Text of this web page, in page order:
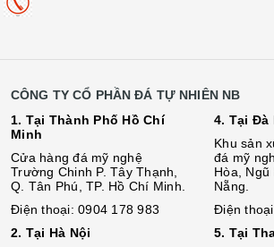
CÔNG TY CỔ PHẦN ĐÁ TỰ NHIÊN NB
1. Tại Thành Phố Hồ Chí
Minh
Cửa hàng đá mỹ nghệ
Trường Chinh P. Tây Thạnh,
Q. Tân Phú, TP. Hồ Chí Minh.
Điện thoại: 0904 178 983
2. Tại Hà Nội
4. Tại Đà
Khu sản
đá mỹ
Hòa,
Nẵng.
Điện
5. Tại